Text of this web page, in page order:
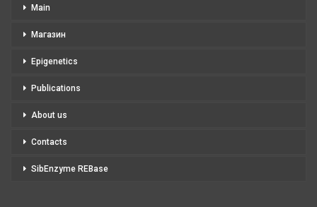
Main
Магазин
Epigenetics
Publications
About us
Contacts
SibEnzyme REBase